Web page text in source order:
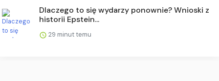
Dlaczego to się wydarzy ponownie? Wnioski z
historii Epstein...
29 minut temu